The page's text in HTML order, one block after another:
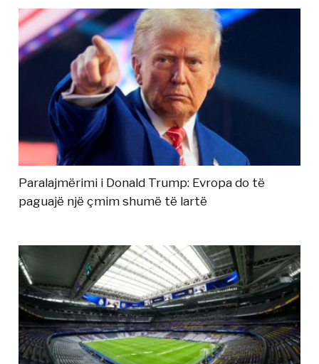
Paralajmërimi i Donald Trump: Evropa do të
paguajë një çmim shumë të lartë